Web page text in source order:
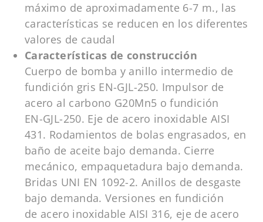
máximo de aproximadamente 6-7 m., las
características se reducen en los diferentes
valores de caudal
Características de construcción
Cuerpo de bomba y anillo intermedio de
fundición gris EN-GJL-250. Impulsor de
acero al carbono G20Mn5 o fundición
EN-GJL-250. Eje de acero inoxidable AISI
431. Rodamientos de bolas engrasados, en
baño de aceite bajo demanda. Cierre
mecánico, empaquetadura bajo demanda.
Bridas UNI EN 1092-2. Anillos de desgaste
bajo demanda. Versiones en fundición
de acero inoxidable AISI 316, eje de acero